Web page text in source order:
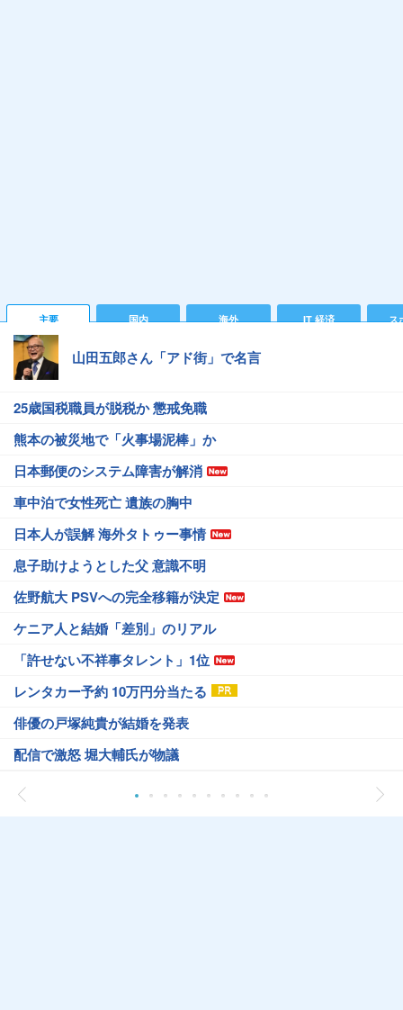
主要 国内 海外 IT 経済 ス
山田五郎さん「アド街」で名言
25歳国税職員が脱税か 懲戒免職
熊本の被災地で「火事場泥棒」か
日本郵便のシステム障害が解消
車中泊で女性死亡 遺族の胸中
日本人が誤解 海外タトゥー事情
息子助けようとした父 意識不明
佐野航大 PSVへの完全移籍が決定
ケニア人と結婚「差別」のリアル
「許せない不祥事タレント」1位
レンタカー予約 10万円分当たる
俳優の戸塚純貴が結婚を発表
配信で激怒 堀大輔氏が物議